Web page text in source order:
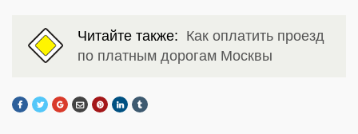
Читайте также: Как оплатить проезд
по платным дорогам Москвы